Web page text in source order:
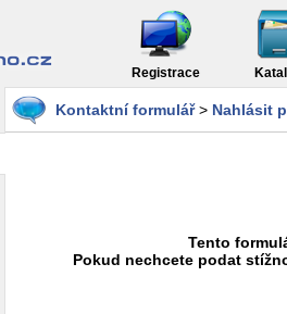
Registrace
Kontaktní formulář> Nahlásit
Tento
Pokud nechcete podat